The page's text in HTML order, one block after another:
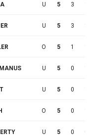
U 5 3
U 5 3
O 5 1
U 5 0
U 5 0
O 5 0
U 5 0 0